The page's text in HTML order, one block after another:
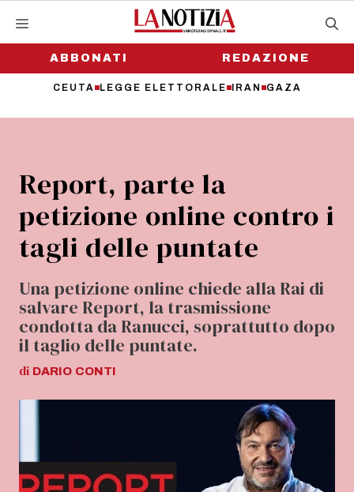
contenutoABBONATI
CEUTA LEGGE ELETTORALE IRAN GAZA
REDAZIONE
Report, parte la
petizione online contro i
tagli delle puntate
Una petizione online chiede alla Rai di
salvare Report, la trasmissione
condotta da Ranucci, soprattutto dopo
il taglio delle puntate.
di DARIO CONTI